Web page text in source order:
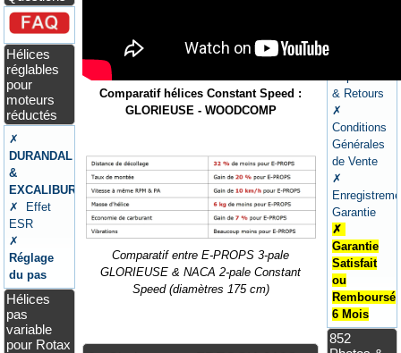
Hélices
réglables
pour
moteurs
réductés
✗
DURANDAL
&
EXCALIBUR
✗ Effet
ESR
✗
Réglage
du pas
Hélices
pas
variable
pour Rotax
Comparatif hélices Constant Speed :
GLORIEUSE - WOODCOMP
Comparatif entre E-PROPS 3-pale
GLORIEUSE & NACA 2-pale Constant
Speed (diamètres 175 cm)
& Retours
✗
Conditions
Générales
de Vente
✗
Garantie
✗
Garantie
Satisfait
ou
Remboursé
6 Mois
852